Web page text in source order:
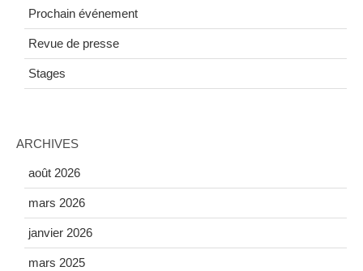
Prochain événement
Revue de presse
Stages
ARCHIVES
août 2026
mars 2026
janvier 2026
mars 2025